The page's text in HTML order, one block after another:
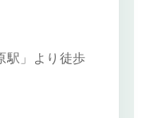
駅」より徒歩